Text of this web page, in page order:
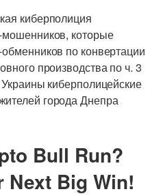
киберполиция
мошенников, которые
по конвертации
производства по ч. 3
киберполицейские
города Днепра
Bull Run?
Next Big Win!